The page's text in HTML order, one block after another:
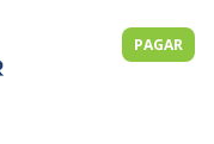
PAGAR